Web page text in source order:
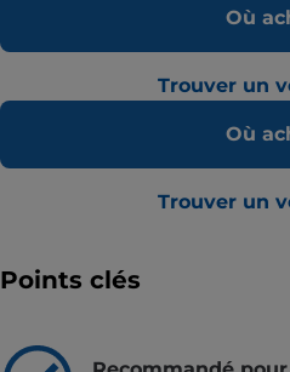
Où
Trouver un
Où
Trouver un
Points clés